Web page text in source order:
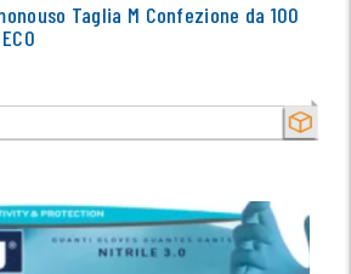
SECCO
Taglia M Confezione da 100